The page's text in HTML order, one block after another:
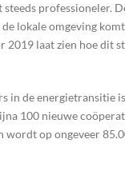
professioneler.
lokale omgeving
2019 laat zien hoe dit
in de energietransitie
100 nieuwe
op ongeveer